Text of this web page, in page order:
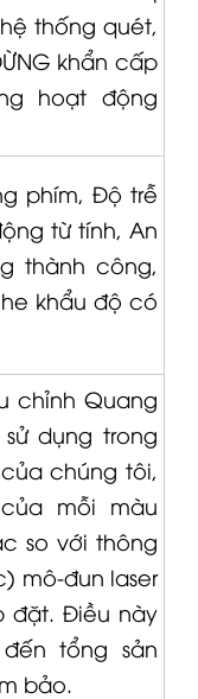
thống quét,
khẩn cấp
hoạt động
phím, Độ trễ
từ tính, An
thành công,
khẩu độ có
chỉnh Quang
dụng trong
chúng tôi,
mỗi màu
so với thông
mô-đun laser
đặt.Điều này
tổng sản
bảo.